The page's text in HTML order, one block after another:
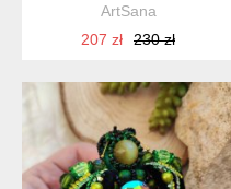
ArtSana
207 zł
230 zł